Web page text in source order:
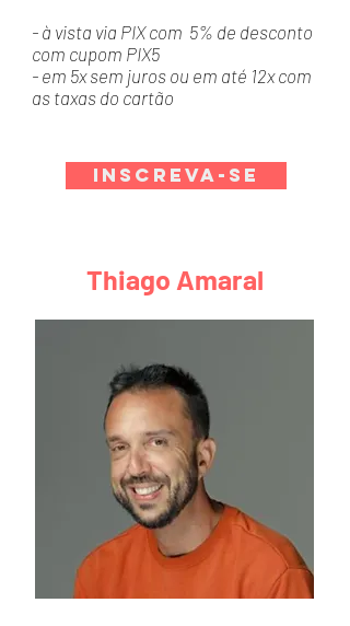
- à vista via PIX com 5% de desconto
com cupom PIX5
- em 5x sem juros ou em até 12x com
as taxas do cartão
Inscreva-se
Thiago Amaral